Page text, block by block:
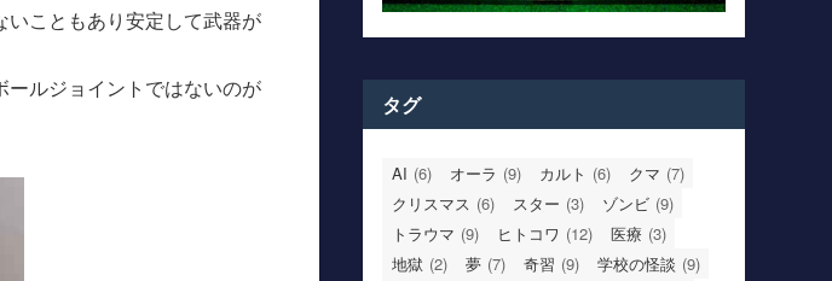
こともあり安定して武器が
ルジョイントではないのが
タグ
AI (6) オーラ (9) カルト (6) クマ (7)
クリスマス (6) スター (3) ゾンビ (9)
トラウマ (9) ヒトコワ (12) 医療 (3)
地獄 (2) 夢 (7) 奇習 (9) 学校の怪談 (9)